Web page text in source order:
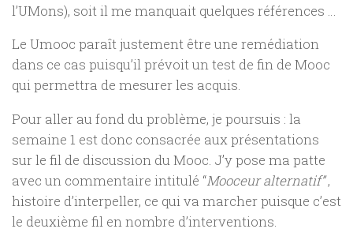
l’UMons), soit il me manquait quelques références …
Le Umooc paraît justement être une remédiation
dans ce cas puisqu’il prévoit un test de fin de Mooc
qui permettra de mesurer les acquis.
Pour aller au fond du problème, je poursuis : la
semaine 1 est donc consacrée aux présentations
sur le fil de discussion du Mooc. J’y pose ma patte
avec un commentaire intitulé “Mooceur alternatif”,
histoire d’interpeller, ce qui va marcher puisque c’est
le deuxième fil en nombre d’interventions.